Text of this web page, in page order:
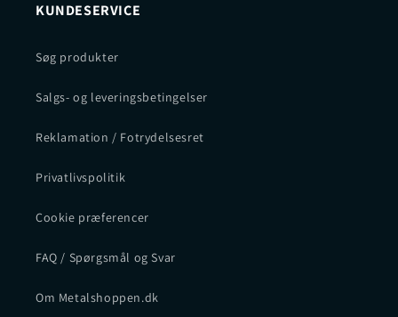
KUNDESERVICE
Søg produkter
Salgs- og leveringsbetingelser
Reklamation / Fotrydelsesret
Privatlivspolitik
Cookie præferencer
FAQ / Spørgsmål og Svar
Om Metalshoppen.dk